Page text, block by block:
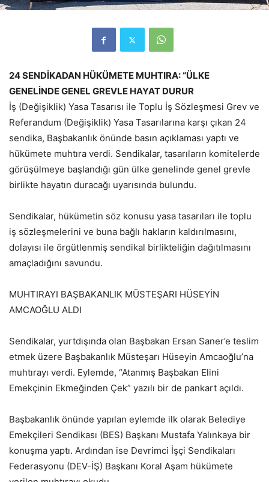
24 SENDİKADAN HÜKÜMETE MUHTIRA: “ÜLKE
GENELİNDE GENEL GREVLE HAYAT DURUR
İş (Değişiklik) Yasa Tasarısı ile Toplu İş Sözleşmesi Grev ve
Referandum (Değişiklik) Yasa Tasarılarına karşı çıkan 24
sendika, Başbakanlık önünde basın açıklaması yaptı ve
hükümete muhtıra verdi. Sendikalar, tasarıların komitelerde
görüşülmeye başlandığı gün ülke genelinde genel grevle
birlikte hayatın duracağı uyarısında bulundu.
Sendikalar, hükümetin söz konusu yasa tasarıları ile toplu
iş sözleşmelerini ve buna bağlı hakların kaldırılmasını,
dolayısı ile örgütlenmiş sendikal birlikteliğin dağıtılmasını
amaçladığını savundu.
MUHTIRAYI BAŞBAKANLIK MÜSTEŞARI HÜSEYİN
AMCAOĞLU ALDI
Sendikalar, yurtdışında olan Başbakan Ersan Saner’e teslim
etmek üzere Başbakanlık Müsteşarı Hüseyin Amcaoğlu’na
muhtırayı verdi. Eylemde, “Atanmış Başbakan Elini
Emekçinin Ekmeğinden Çek” yazılı bir de pankart açıldı.
Başbakanlık önünde yapılan eylemde ilk olarak Belediye
Emekçileri Sendikası (BES) Başkanı Mustafa Yalınkaya bir
konuşma yaptı. Ardından ise Devrimci İşçi Sendikaları
Federasyonu (DEV-İŞ) Başkanı Koral Aşam hükümete